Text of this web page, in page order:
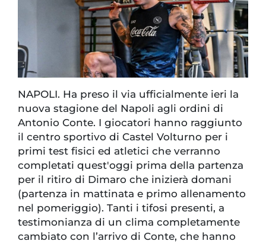
NAPOLI. Ha preso il via ufficialmente ieri la
nuova stagione del Napoli agli ordini di
Antonio Conte. I giocatori hanno raggiunto
il centro sportivo di Castel Volturno per i
primi test fisici ed atletici che verranno
completati quest'oggi prima della partenza
per il ritiro di Dimaro che inizierà domani
(partenza in mattinata e primo allenamento
nel pomeriggio). Tanti i tifosi presenti, a
testimonianza di un clima completamente
cambiato con l’arrivo di Conte, che hanno